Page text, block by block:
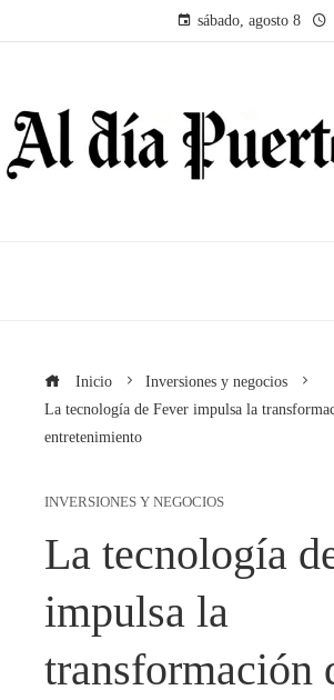
sábado, agosto 8
Inicio
Inversiones y negocios
La tecnología de Fever impulsa la
entretenimiento
INVERSIONES Y NEGOCIOS
La tecnología
impulsa la
transformación